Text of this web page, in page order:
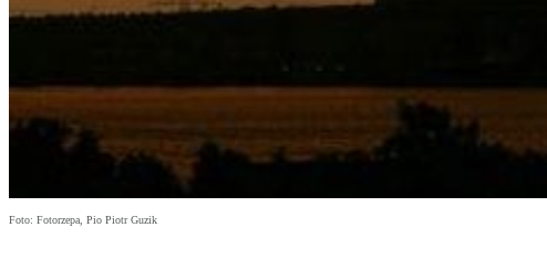
Foto: Fotorzepa, Pio Piotr Guzik